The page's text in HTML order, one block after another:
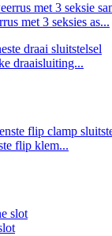
met 3 seksies as...
draaisluiting...
flip klem...